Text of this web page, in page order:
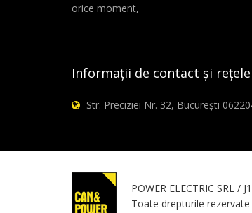
orice moment,
Informații de contact și
Str. Preciziei Nr. 32, București
POWER ELECTRIC SRL /
Toate drepturile rezervate